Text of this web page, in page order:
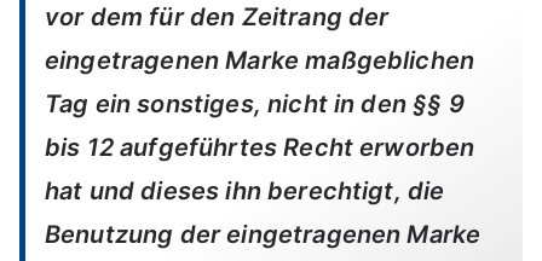
vor dem für den Zeitrang der
eingetragenen Marke maßgeblichen
Tag ein sonstiges, nicht in den §§ 9
bis 12 aufgeführtes Recht erworben
hat und dieses ihn berechtigt, die
Benutzung der eingetragenen Marke